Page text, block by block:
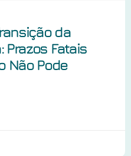
da
Prazos Fatais
Não Pode